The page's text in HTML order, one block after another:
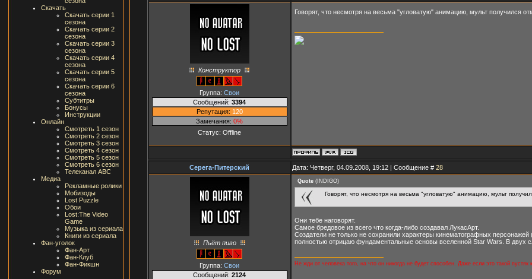
Скачать
Скачать серии 1
сезона
Скачать серии 2
сезона
Скачать серии 3
сезона
Скачать серии 4
сезона
Скачать серии 5
сезона
Скачать серии 6
сезона
Субтитры
Бонусы
Инструкции
Онлайн
Смотреть 1 сезон
Смотреть 2 сезон
Смотреть 3 сезон
Смотреть 4 сезон
Смотреть 5 сезон
Смотреть 6 сезон
Телеканал ABC
Медиа
Рекламные ролики
Мобизоды
Lost Puzzle
Обои
Lost:The Video
Game
Музыка из сериала
Книги из сериала
Фан-уголок
Фан-Арт
Фан-Клуб
Фан-Фикшн
Форум
Конструктор
Группа: Свои
Сообщений: 3394
Репутация: 120
Замечания: 0%
Статус: Offline
Говорят, что несмотря на весьма "угловатую" анимацию, мульт получился
Серега-Питерский Дата: Четверг, 04.09.2008, 19:12 | Сообщение # 28
Пьёт пиво
Группа: Свои
Сообщений: 2124
Quote(INDIGO)
Говорят, что несмотря на весьма "угловатую" анимацию, мульт
Они тебе наговорят.
Самое бредовое из всего что когда-либо создавал ЛукасАрт.
Создатели не только не сохранили характеры кинематографных
полностью отрицаю фундаментальные основы вселенной Star Wars. В двух
Не жди от человека того, на что он никогда не будет способен. Даже если это такой